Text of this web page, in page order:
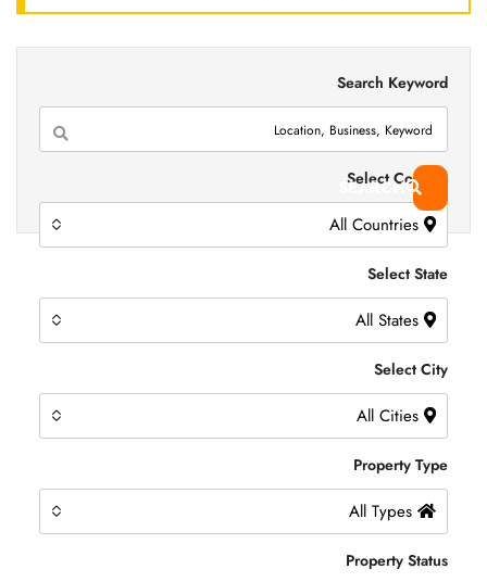
Search Keyword
Select Country
All Countries
Select State
All States
Select City
All Cities
Property Type
All Types
Property Status
SEARCH